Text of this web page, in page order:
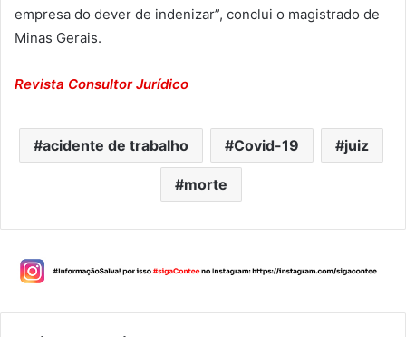
empresa do dever de indenizar”, conclui o magistrado de
Minas Gerais.
Revista Consultor Jurídico
acidente de trabalho Covid-19 juiz
morte